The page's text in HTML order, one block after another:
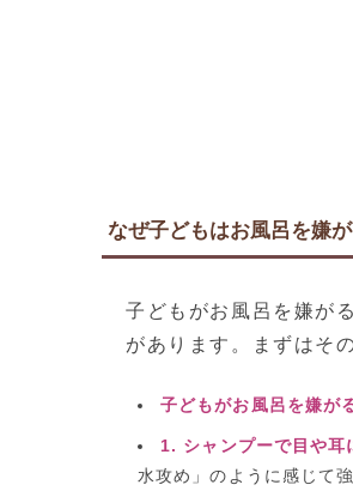
なぜ子どもはお風呂を嫌
子どもがお風呂を嫌が
があります。まずはそ
子どもがお風呂を嫌が
1. シャンプーで目や耳
水攻め」のように感じて